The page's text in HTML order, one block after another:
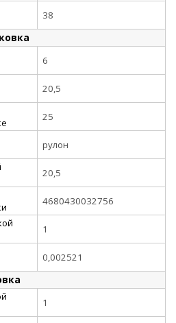
38
6
20,5
25
рулон
20,5
4680430032756
1
0,002521
1